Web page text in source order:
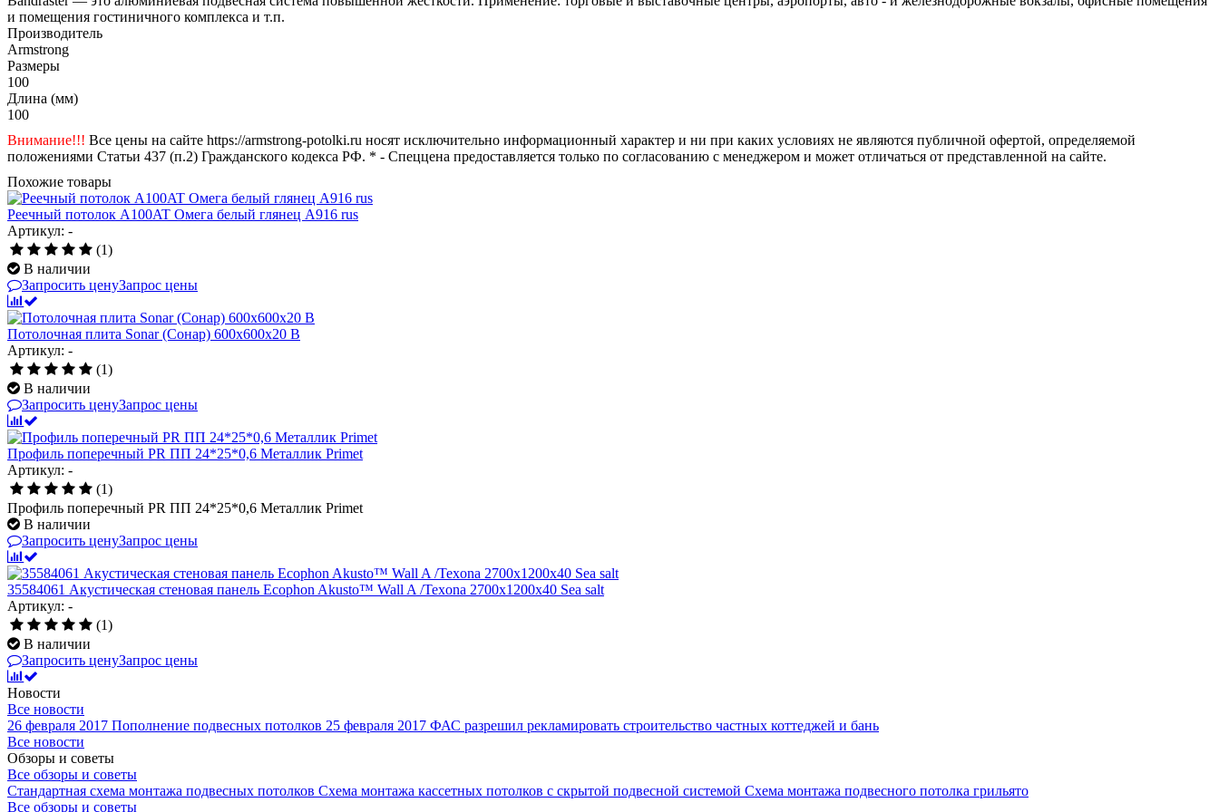
и помещения гостиничного комплекса и т.п.
Производитель
Armstrong
Размеры
100
Длина (мм)
100
Внимание!!! Все цены на сайте https://armstrong-potolki.ru носят исключительно информационный характер и ни при каких условиях не являются публичной офертой, определяемой
положениями Статьи 437 (п.2) Гражданского кодекса РФ. * - Спеццена предоставляется только по согласованию с менеджером и может отличаться от представленной на сайте.
Похожие товары
Реечный потолок A100AT Омега белый глянец А916 rus
Артикул: -
(1)
В наличии
Запросить ценуЗапрос цены
Потолочная плита Sonar (Сонар) 600x600x20 B
Артикул: -
(1)
В наличии
Запросить ценуЗапрос цены
Профиль поперечный PR ПП 24*25*0,6 Металлик Primet
Артикул: -
(1)
Профиль поперечный PR ПП 24*25*0,6 Металлик Primet
В наличии
Запросить ценуЗапрос цены
35584061 Акустическая стеновая панель Ecophon Akusto™ Wall A /Texona 2700x1200x40 Sea salt
Артикул: -
(1)
В наличии
Запросить ценуЗапрос цены
Новости
Все новости
26 февраля 2017 Пополнение подвесных потолков 25 февраля 2017 ФАС разрешил рекламировать строительство частных коттеджей и бань
Все новости
Обзоры и советы
Все обзоры и советы
Стандартная схема монтажа подвесных потолков Схема монтажа кассетных потолков с скрытой подвесной системой Схема монтажа подвесного потолка грильято
Все обзоры и советы